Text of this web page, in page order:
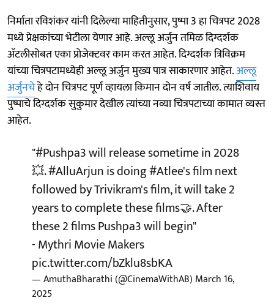
निर्माता रविशंकर यांनी दिलेल्या माहितीनुसार, पुष्पा 3 हा चित्रपट 2028
मध्ये प्रेक्षकांच्या भेटीला येणार आहे. अल्लू अर्जुन तमिळ दिग्दर्शक
अ‍ॅटलीसोबत एका प्रोजेक्टवर काम करत आहेत. दिग्दर्शक त्रिविक्रम
यांच्या चित्रपटामध्येही अल्लू अर्जुन मुख्य पात्र साकारणार आहेत.अल्लू
अर्जुनचेहे दोन चित्रपट पूर्ण व्हायला किमान दोन वर्ष जातील. त्याशिवाय
पुष्पाचे दिग्दर्शक सुकुमार देखील त्यांच्या नव्या चित्रपटाच्या कामात व्यस्त
आहेत.
"#Pushpa3will release sometime in 2028
💥.#AlluArjunis doing#Atlee's film next
followed by Trivikram's film, it will take 2
years to complete these films🤝. After
these 2 films Pushpa3 will begin"
- Mythri Movie Makers
pic.twitter.com/bZklu8sbKA
— AmuthaBharathi (@CinemaWithAB) March 16,
2025